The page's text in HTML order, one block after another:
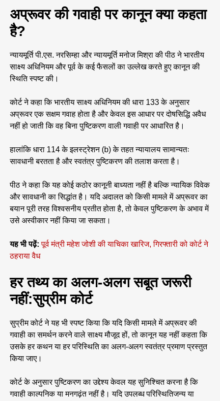
अप्रूवर की गवाही पर कानून क्या कहता
है?
न्यायमूर्ति पी.एस. नरसिम्हा और न्यायमूर्ति मनोज मिश्रा की पीठ ने भारतीय
साक्ष्य अधिनियम और पूर्व के कई फैसलों का उल्लेख करते हुए कानून की
स्थिति स्पष्ट की।
कोर्ट ने कहा कि भारतीय साक्ष्य अधिनियम की धारा 133 के अनुसार
अप्रूवर एक सक्षम गवाह होता है और केवल इस आधार पर दोषसिद्धि अवैध
नहीं हो जाती कि वह बिना पुष्टिकरण वाली गवाही पर आधारित है।
हालांकि धारा 114 के इलस्ट्रेशन (b) के तहत न्यायालय सामान्यतः
सावधानी बरतता है और स्वतंत्र पुष्टिकरण की तलाश करता है।
पीठ ने कहा कि यह कोई कठोर कानूनी बाध्यता नहीं है बल्कि न्यायिक विवेक
और सावधानी का सिद्धांत है। यदि अदालत को किसी मामले में अप्रूवर का
बयान पूरी तरह विश्वसनीय प्रतीत होता है, तो केवल पुष्टिकरण के अभाव में
उसे अस्वीकार नहीं किया जा सकता।
यह भी पढ़ें:पूर्व मंत्री महेश जोशी की याचिका खारिज, गिरफ्तारी को कोर्ट ने
ठहराया वैध
हर तथ्य का अलग-अलग सबूत जरूरी
नहीं:सुप्रीम कोर्ट
सुप्रीम कोर्ट ने यह भी स्पष्ट किया कि यदि किसी मामले में अप्रूवर की
गवाही का समर्थन करने वाले साक्ष्य मौजूद हों, तो कानून यह नहीं कहता कि
उसके हर कथन या हर परिस्थिति का अलग-अलग स्वतंत्र प्रमाण प्रस्तुत
किया जाए।
कोर्ट के अनुसार पुष्टिकरण का उद्देश्य केवल यह सुनिश्चित करना है कि
गवाही काल्पनिक या मनगढ़ंत नहीं है। यदि उपलब्ध परिस्थितिजन्य या